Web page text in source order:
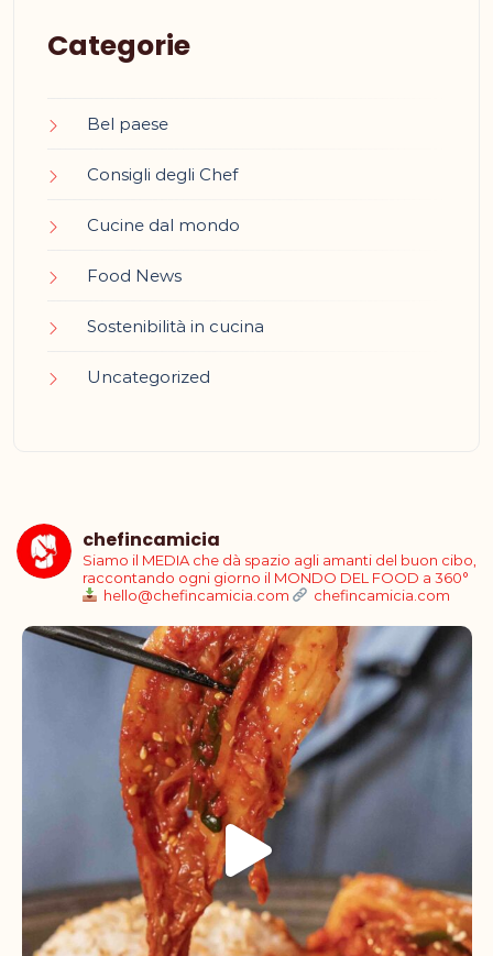
Categorie
Bel paese
Consigli degli Chef
Cucine dal mondo
Food News
Sostenibilità in cucina
Uncategorized
chefincamicia
Siamo il MEDIA che dà spazio agli amanti del buon cibo,
raccontando ogni giorno il MONDO DEL FOOD a 360°
hello@chefincamicia.com
chefincamicia.com